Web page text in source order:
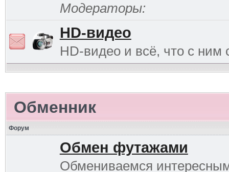
Модераторы:
HD-видео
HD-видео и всё, что с ним
Обменник
Форум
Обмен футажами
Обмениваемся